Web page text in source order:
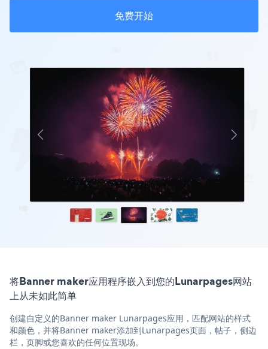
免费开始
将Banner maker应用程序嵌入到您的Lunarpages网站
上从未如此简单
创建自定义的Banner maker Lunarpages应用，匹配网站的样式
和颜色，并将Banner maker添加到Lunarpages页面，帖子，侧边
栏，页脚或您喜欢的任何位置现场。